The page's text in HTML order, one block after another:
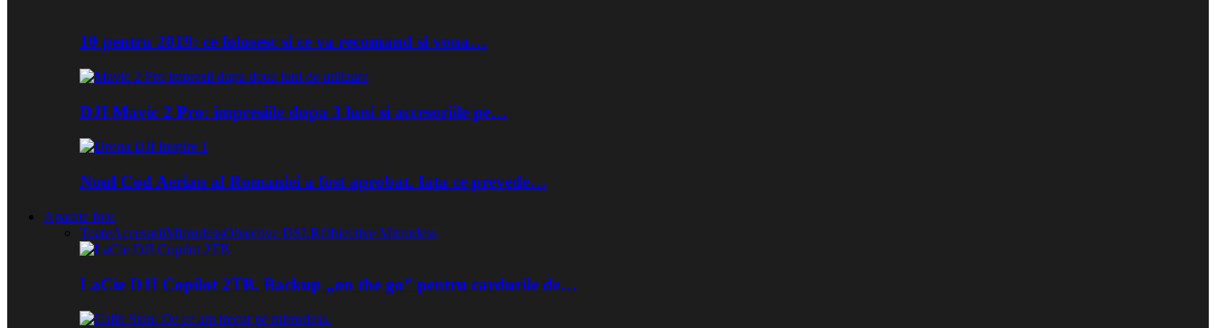
10 pentru 2019: ce folosesc si ce va recomand si voua…
DJI Mavic 2 Pro: impresiile dupa 3 luni si accesoriile pe…
Noul Cod Aerian al Romaniei a fost aprobat. Iata ce prevede…
Aparate foto
ToateAccesoriiMirrorlessObiective DSLRObiective Mirrorless
LaCie DJI Copilot 2TB. Backup „on the go” pentru cardurile de…